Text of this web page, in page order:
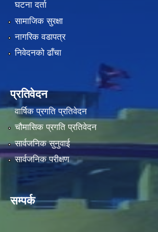
घटना दर्ता
सामाजिक सुरक्षा
नागरिक वडापत्र
निवेदनको ढाँचा
प्रतिवेदन
वार्षिक प्रगति प्रतिवेदन
चौमासिक प्रगति प्रतिवेदन
सार्वजनिक सुनुवाई
सार्वजनिक परीक्षण
सम्पर्क